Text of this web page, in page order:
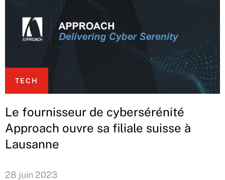
TECH
Le fournisseur de cybersérénité
Approach ouvre sa filiale suisse à
Lausanne
28 juin 2023